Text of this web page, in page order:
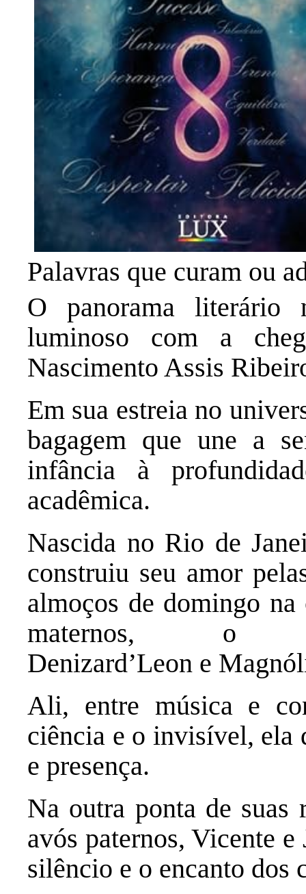
Palavras que curam ou
O panorama literário
luminoso com a
Nascimento Assis
Em sua estreia no
bagagem que une a
infância à
acadêmica.
Nascida no Rio de
construiu seu amor
almoços de domingo na
maternos, o
Denizard’Leon e
Ali, entre música e
ciência e o invisível, ela
e presença.
Na outra ponta de suas
avós paternos, Vicente
silêncio e o encanto dos